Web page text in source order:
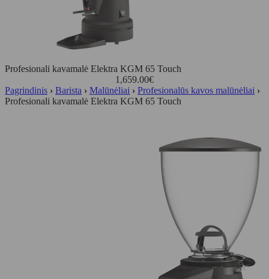
Profesionali kavamalė Elektra KGM 65 Touch
1,659.00€
Pagrindinis › Barista › Malūnėliai › Profesionalūs kavos malūnėliai ›
Profesionali kavamalė Elektra KGM 65 Touch